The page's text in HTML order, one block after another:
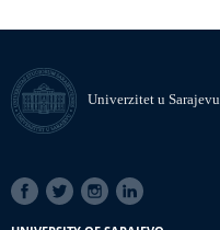
Univerzitet u Sarajevu
SOCIAL
LINKS